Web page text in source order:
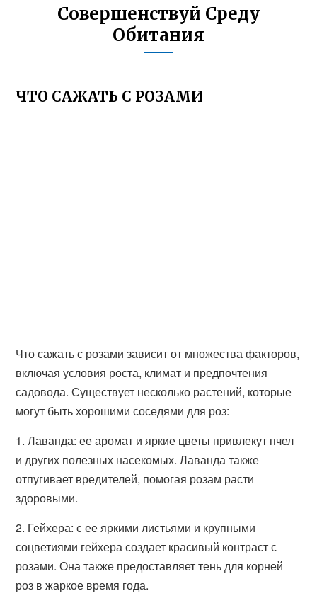
Совершенствуй Среду
Обитания
ЧТО САЖАТЬ С РОЗАМИ
Что сажать с розами зависит от множества факторов,
включая условия роста, климат и предпочтения
садовода. Существует несколько растений, которые
могут быть хорошими соседями для роз:
1. Лаванда: ее аромат и яркие цветы привлекут пчел
и других полезных насекомых. Лаванда также
отпугивает вредителей, помогая розам расти
здоровыми.
2. Гейхера: с ее яркими листьями и крупными
соцветиями гейхера создает красивый контраст с
розами. Она также предоставляет тень для корней
роз в жаркое время года.